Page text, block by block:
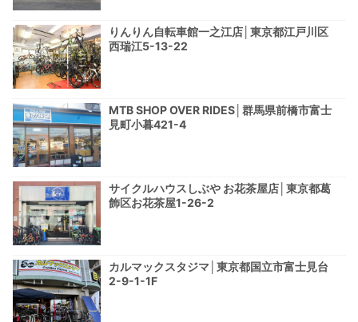
りんりん自転車館一之江店│東京都江戸川区
西瑞江5-13-22
MTB SHOP OVER RIDES│群馬県前橋市富士
見町小暮421-4
サイクルハウスしぶや お花茶屋店│東京都葛
飾区お花茶屋1-26-2
カルマックスタジマ│東京都国立市富士見台
2-9-1-1F